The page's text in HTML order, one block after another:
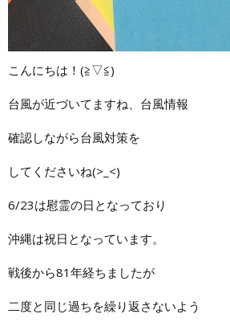
こんにちは！(≧▽≦)
台風が近づいてますね、台風情報
確認しながら台風対策を
してくださいね(>_<)
6/23は慰霊の日となっており
沖縄は祝日となっています。
戦後から81年経ちましたが
二度と同じ過ちを繰り返さないよう